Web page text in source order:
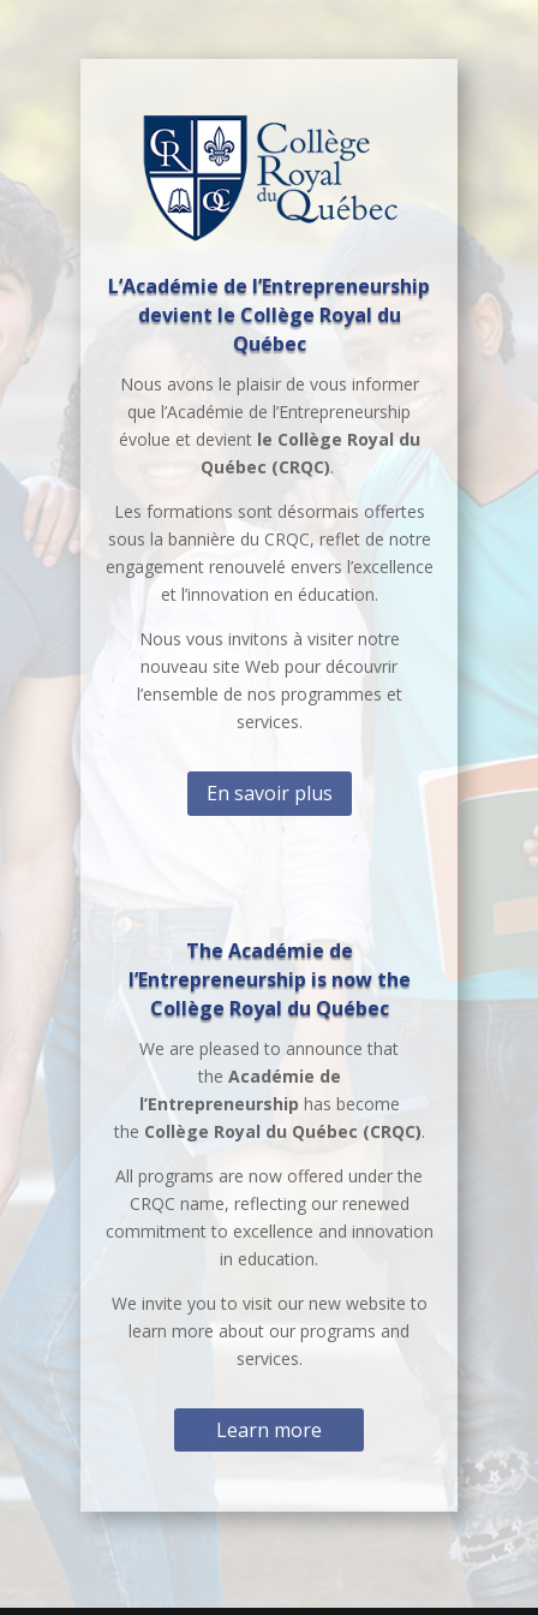
L’Académie de l’Entrepreneurship
devient le Collège Royal du
Québec
Nous avons le plaisir de vous informer
que l’Académie de l’Entrepreneurship
évolue et devient le Collège Royal du
Québec (CRQC).
Les formations sont désormais offertes
sous la bannière du CRQC, reflet de notre
engagement renouvelé envers l’excellence
et l’innovation en éducation.
Nous vous invitons à visiter notre
nouveau site Web pour découvrir
l’ensemble de nos programmes et
services.
En savoir plus
The Académie de
l’Entrepreneurship is now the
Collège Royal du Québec
We are pleased to announce that
the Académie de
l’Entrepreneurship has become
the Collège Royal du Québec (CRQC).
All programs are now offered under the
CRQC name, reflecting our renewed
commitment to excellence and innovation
in education.
We invite you to visit our new website to
learn more about our programs and
services.
Learn more